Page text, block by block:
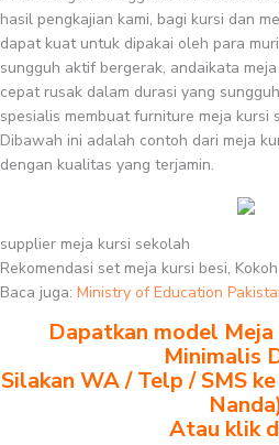
hasil pengkajian kami, bagi kursi dan
dapat kuat untuk dipakai oleh para
sungguh aktif bergerak, andaikata
cepat rusak dalam durasi yang
spesialis membuat furniture meja kursi
Dibawah ini adalah contoh dari meja
dengan kualitas yang terjamin.
supplier meja kursi sekolah
Rekomendasi set meja kursi besi,
Baca juga: Ministry of Education
Dapatkan model
Minimalis
Silakan WA / Telp / SMS
Atau klik